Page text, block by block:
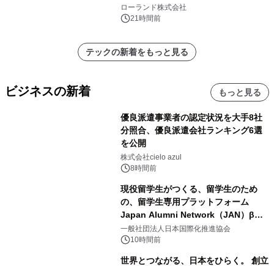
を展示しての 記念キャンペーンを開
催 英国ラジオ「NTS」の 特別プログ
アーティストを フィーチャーしたアニ
メーションを公開～
ローランド株式会社
21時間前
テックの新着をもっと見る
ビジネスの新着 もっと見る
優良派遣事業者の認定状況を大手8社
分照合、優良派遣会社ランキング6選
を公開
株式会社cielo azul
8時間前
現役留学生がつくる、留学生のため
の、留学生専用プラットフォーム
Japan Alumni Network（JAN）β版
をリリース
一般社団法人日本国際化推進協会
10時間前
世界とつながる、日本をひらく。 創立